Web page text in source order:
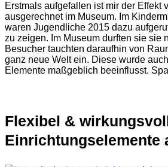
Erstmals aufgefallen ist mir der Effekt
ausgerechnet im Museum. Im
waren Jugendliche 2015 dazu
zu zeigen. Im Museum durften sie sie
Besucher tauchten daraufhin von
ganz neue Welt ein. Diese wurde
Elemente maßgeblich beeinflusst.
Flexibel &
Einrichtungselemente